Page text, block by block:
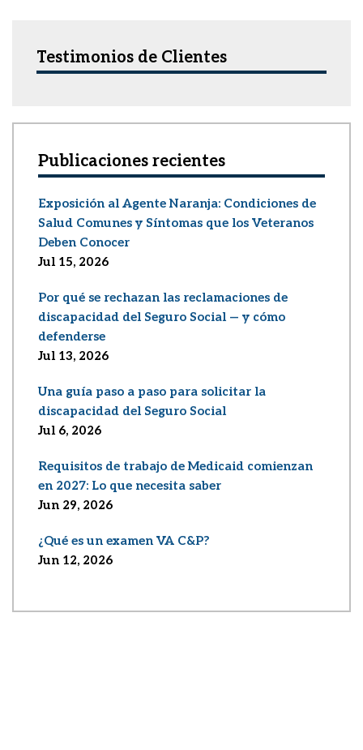
Testimonios de Clientes
Publicaciones recientes
Exposición al Agente Naranja: Condiciones de
Salud Comunes y Síntomas que los Veteranos
Deben Conocer
Jul 15, 2026
Por qué se rechazan las reclamaciones de
discapacidad del Seguro Social — y cómo
defenderse
Jul 13, 2026
Una guía paso a paso para solicitar la
discapacidad del Seguro Social
Jul 6, 2026
Requisitos de trabajo de Medicaid comienzan
en 2027: Lo que necesita saber
Jun 29, 2026
¿Qué es un examen VA C&P?
Jun 12, 2026